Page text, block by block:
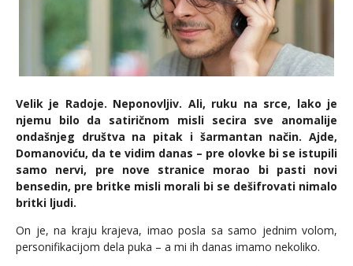
Velik je Radoje. Neponovljiv. Ali, ruku na srce, lako je
njemu bilo da satiričnom misli secira sve anomalije
ondašnjeg društva na pitak i šarmantan način. Ajde,
Domanoviću, da te vidim danas – pre olovke bi se istupili
samo nervi, pre nove stranice morao bi pasti novi
bensedin, pre britke misli morali bi se dešifrovati nimalo
britki ljudi.
On je, na kraju krajeva, imao posla sa samo jednim volom,
personifikacijom dela puka – a mi ih danas imamo nekoliko.